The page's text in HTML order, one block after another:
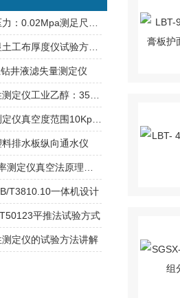
井液滤失量测定仪
排水板纵向通水仪
T3810.10一体机设计
平推法试验方式
定仪的试验方法讲解